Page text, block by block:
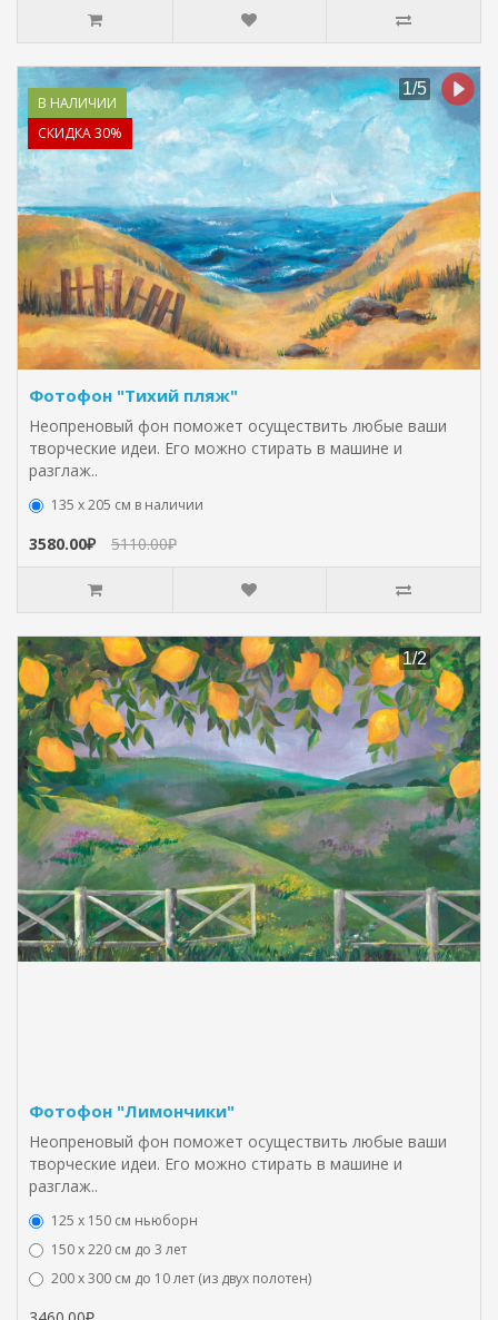
В НАЛИЧИИ
СКИДКА 30%
Фотофон "Тихий пляж"
Неопреновый фон поможет осуществить любые ваши
творческие идеи. Его можно стирать в машине и
разглаж..
135 х 205 см в наличии
3580.00₽ 5110.00₽
Фотофон "Лимончики"
Неопреновый фон поможет осуществить любые ваши
творческие идеи. Его можно стирать в машине и
разглаж..
125 x 150 см ньюборн
150 х 220 см до 3 лет
200 х 300 см до 10 лет (из двух полотен)